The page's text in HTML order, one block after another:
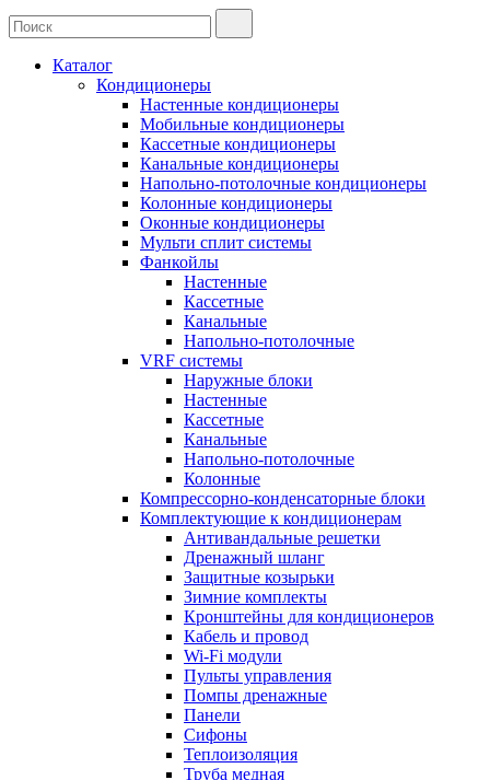
Каталог
Кондиционеры
Настенные кондиционеры
Мобильные кондиционеры
Кассетные кондиционеры
Канальные кондиционеры
Напольно-потолочные кондиционеры
Колонные кондиционеры
Оконные кондиционеры
Мульти сплит системы
Фанкойлы
Настенные
Кассетные
Канальные
Напольно-потолочные
VRF системы
Наружные блоки
Настенные
Кассетные
Канальные
Напольно-потолочные
Колонные
Компрессорно-конденсаторные блоки
Комплектующие к кондиционерам
Антивандальные решетки
Дренажный шланг
Защитные козырьки
Зимние комплекты
Кронштейны для кондиционеров
Кабель и провод
Wi-Fi модули
Пульты управления
Помпы дренажные
Панели
Сифоны
Теплоизоляция
Труба медная